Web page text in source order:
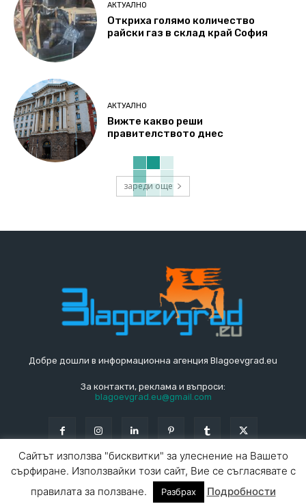
АКТУАЛНО
Откриха голямо количество
райски газ в склад край София
АКТУАЛНО
Вижте какво реши
правителството днес
зареди още
Добре дошли в информационна агенция Blagoevgrad.eu
За контакти, реклама и въпроси:
blagoevgrad.eu@gmail.com
© Blagoevgrad.EU 2010 - 2026 Общи условия |
Сайтът използва "бисквитки" за улеснение на Вашето
сърфиране. Използвайки този сайт, Вие се съгласявате с
правилата за ползване.
Разбрах Подробности